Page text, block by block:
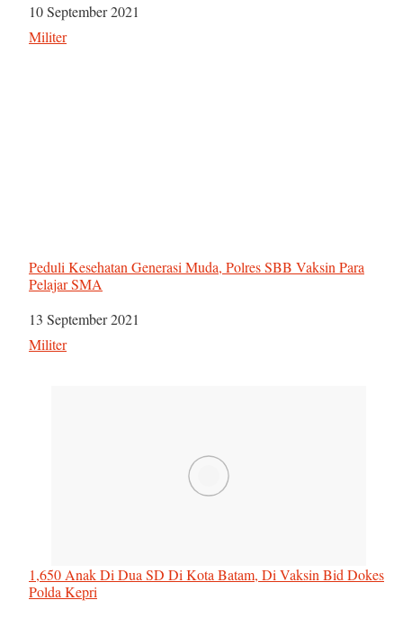
Tanggal
10 September 2021
Sehubungan dengan
Militer
Peduli Kesehatan Generasi Muda, Polres SBB Vaksin Para
Pelajar SMA
Tanggal
13 September 2021
Sehubungan dengan
Militer
1,650 Anak Di Dua SD Di Kota Batam, Di Vaksin Bid Dokes
Polda Kepri